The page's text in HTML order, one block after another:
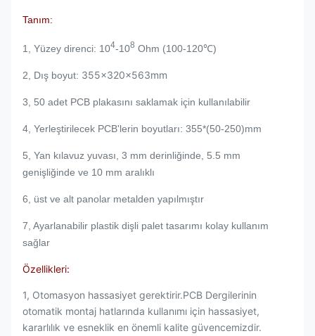
Tanım:
1, Yüzey direnci: 104-108 Ohm (100-120℃)
2, Dış boyut: 355x320x563mm
3, 50 adet PCB plakasını saklamak için kullanılabilir
4, Yerleştirilecek PCB'lerin boyutları: 355*(50-250)mm
5, Yan kılavuz yuvası, 3 mm derinliğinde, 5.5 mm
genişliğinde ve 10 mm aralıklı
6, üst ve alt panolar metalden yapılmıştır
7, Ayarlanabilir plastik dişli palet tasarımı kolay kullanım
sağlar
Özellikleri:
1, Otomasyon hassasiyet gerektirir.PCB Dergilerinin
otomatik montaj hatlarında kullanımı için hassasiyet,
kararlılık ve esneklik en önemli kalite güvencemizdir.